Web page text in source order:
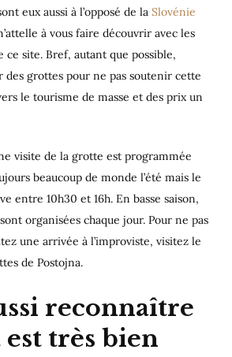
eux aussi à l’opposé de la Slovénie
à vous faire découvrir avec les
ce site. Bref, autant que possible,
des grottes pour ne pas soutenir cette
le tourisme de masse et des prix un
visite de la grotte est programmée
beaucoup de monde l’été mais le
entre 10h30 et 16h. En basse saison,
organisées chaque jour. Pour ne pas
une arrivée à l’improviste, visitez le
de Postojna.
reconnaître
très bien